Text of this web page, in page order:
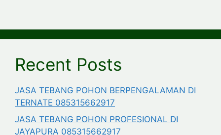
Recent Posts
JASA TEBANG POHON BERPENGALAMAN DI
TERNATE 085315662917
JASA TEBANG POHON PROFESIONAL DI
JAYAPURA 085315662917